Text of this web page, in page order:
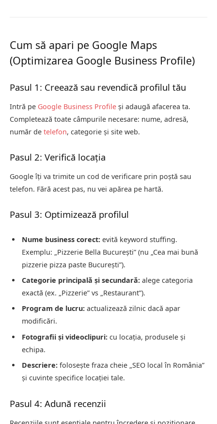
Cum să apari pe Google Maps
(Optimizarea Google Business Profile)
Pasul 1: Creează sau revendică profilul tău
Intră pe Google Business Profile și adaugă afacerea ta.
Completează toate câmpurile necesare: nume, adresă,
număr de telefon, categorie și site web.
Pasul 2: Verifică locația
Google îți va trimite un cod de verificare prin poștă sau
telefon. Fără acest pas, nu vei apărea pe hartă.
Pasul 3: Optimizează profilul
Nume business corect: evită keyword stuffing.
Exemplu: „Pizzerie Bella București” (nu „Cea mai bună
pizzerie pizza paste București”).
Categorie principală și secundară: alege categoria
exactă (ex. „Pizzerie” vs „Restaurant”).
Program de lucru: actualizează zilnic dacă apar
modificări.
Fotografii și videoclipuri: cu locația, produsele și
echipa.
Descriere: folosește fraza cheie „SEO local în România”
și cuvinte specifice locației tale.
Pasul 4: Adună recenzii